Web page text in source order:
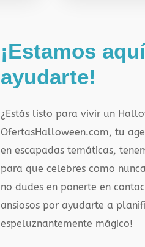
¡Estamos
ayudarte!
¿Estás listo para vivir un
OfertasHalloween.com, tu
en escapadas temáticas,
para que celebres como
no dudes en ponerte en
ansiosos por ayudarte a
espeluznantemente mágico!